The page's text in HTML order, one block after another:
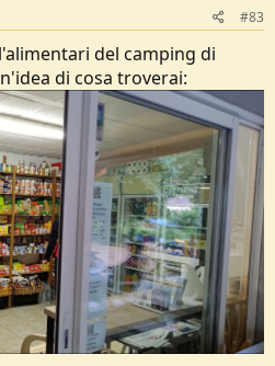
#83
del camping di
di cosa troverai: